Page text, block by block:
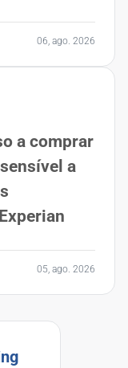
06, ago. 2026
a comprar
a
05, ago. 2026